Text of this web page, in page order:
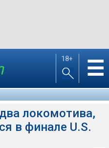
18+ ☰
локомотива,
в финале U.S.